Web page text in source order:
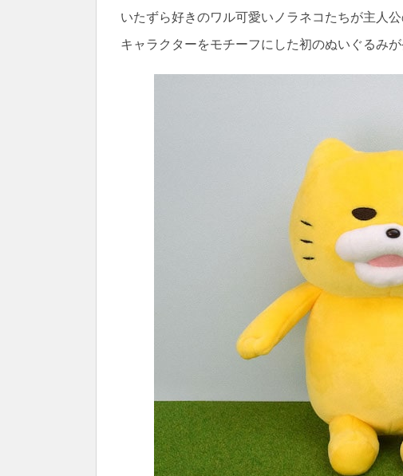
いたずら好きのワル可愛いノラネコたちが主人
キャラクターをモチーフにした初のぬいぐるみが